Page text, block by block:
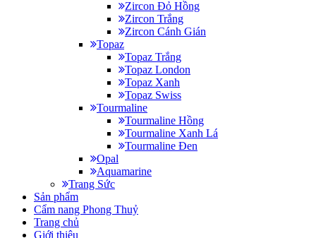
Zircon Đỏ Hồng
Zircon Trắng
Zircon Cánh Gián
Topaz
Topaz Trắng
Topaz London
Topaz Xanh
Topaz Swiss
Tourmaline
Tourmaline Hồng
Tourmaline Xanh Lá
Tourmaline Đen
Opal
Aquamarine
Trang Sức
Sản phẩm
Cẩm nang Phong Thuỷ
Trang chủ
Giới thiệu